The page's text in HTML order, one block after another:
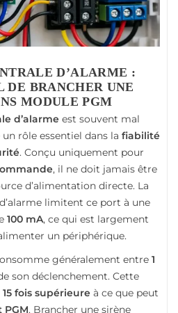
D’ALARME :
DE BRANCHER UNE
MODULE PGM
d’alarme est souvent mal
rôle essentiel dans la fiabilité
. Conçu uniquement pour
, il ne doit jamais être
d’alimentation directe. La
limitent ce port à une
100 mA, ce qui est largement
un périphérique.
généralement entre 1
son déclenchement. Cette
15 fois supérieure à ce que peut
PGM. Brancher une sirène